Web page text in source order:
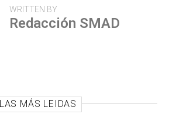
WRITTEN BY
Redacción SMAD
LAS MÁS LEIDAS